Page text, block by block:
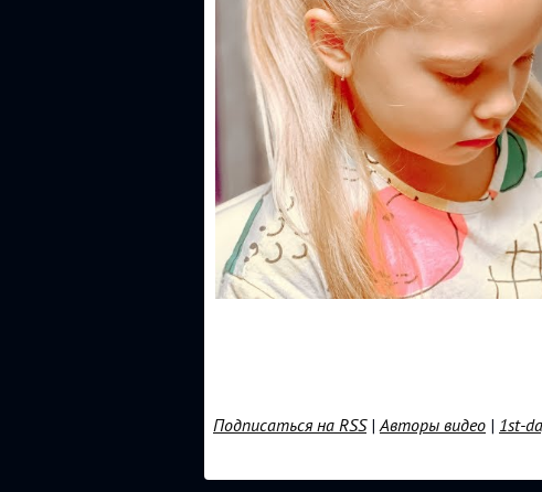
Подписаться на RSS|Авторы видео | 1st-